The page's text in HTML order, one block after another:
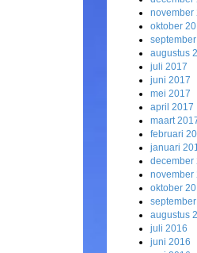
november
oktober
augustus
juli 2017
juni 2017
mei 2017
april 2017
maart
februari
januari
december
november
oktober
augustus
juli 2016
juni 2016